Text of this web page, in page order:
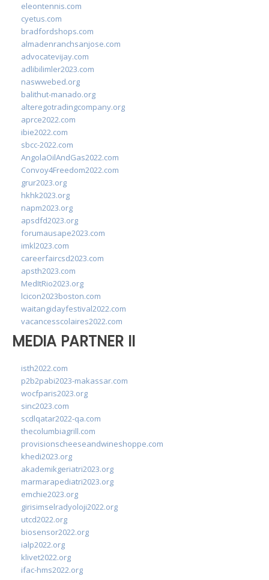
eleontennis.com
cyetus.com
bradfordshops.com
almadenranchsanjose.com
advocatevijay.com
adlibilimler2023.com
naswwebed.org
balithut-manado.org
alteregotradingcompany.org
aprce2022.com
ibie2022.com
sbcc-2022.com
AngolaOilAndGas2022.com
Convoy4Freedom2022.com
grur2023.org
hkhk2023.org
napm2023.org
apsdfd2023.org
forumausape2023.com
imkl2023.com
careerfaircsd2023.com
apsth2023.com
MedItRio2023.org
lcicon2023boston.com
waitangidayfestival2022.com
vacancesscolaires2022.com
MEDIA PARTNER II
isth2022.com
p2b2pabi2023-makassar.com
wocfparis2023.org
sinc2023.com
scdlqatar2022-qa.com
thecolumbiagrill.com
provisionscheeseandwineshoppe.com
khedi2023.org
akademikgeriatri2023.org
marmarapediatri2023.org
emchie2023.org
girisimselradyoloji2022.org
utcd2022.org
biosensor2022.org
ialp2022.org
klivet2022.org
ifac-hms2022.org